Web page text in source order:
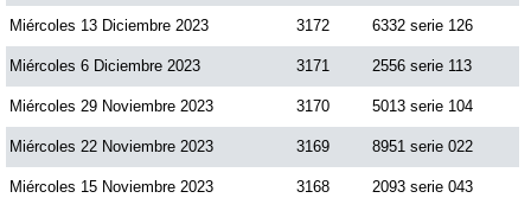
Miércoles 13 Diciembre 2023 3172 6332 serie 126
Miércoles 6 Diciembre 2023 3171 2556 serie 113
Miércoles 29 Noviembre 2023 3170 5013 serie 104
Miércoles 22 Noviembre 2023 3169 8951 serie 022
Miércoles 15 Noviembre 2023 3168 2093 serie 043